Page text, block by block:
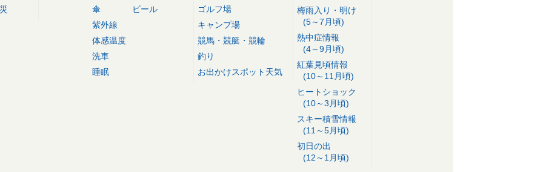
傘
紫外線
体感温度
洗車
睡眠
ビール
ゴルフ場
キャンプ場
競馬・競艇・競輪
釣り
お出かけスポット天気
梅雨入り・明け
(5～7月頃)
熱中症情報
(4～9月頃)
紅葉見頃情報
(10～11月頃)
ヒートショック
(10～3月頃)
スキー積雪情報
(11～5月頃)
初日の出
(12～1月頃)